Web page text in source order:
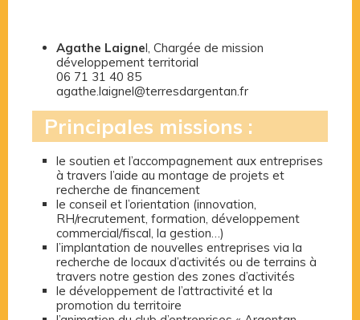
Agathe Laignel, Chargée de mission
développement territorial
06 71 31 40 85
agathe.laignel@terresdargentan.fr
Principales missions :
le soutien et l’accompagnement aux entreprises
à travers l’aide au montage de projets et
recherche de financement
le conseil et l’orientation (innovation,
RH/recrutement, formation, développement
commercial/fiscal, la gestion…)
l’implantation de nouvelles entreprises via la
recherche de locaux d’activités ou de terrains à
travers notre gestion des zones d’activités
le développement de l’attractivité et la
promotion du territoire